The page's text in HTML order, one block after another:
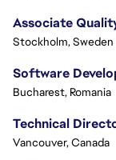
Associate
Stockholm, Sweden
Software
Bucharest, Romania
Technical
Vancouver, Canada